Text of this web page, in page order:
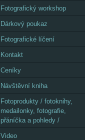
Fotografický workshop
Dárkový poukaz
Fotografické líčení
Kontakt
Ceníky
Návštěvní kniha
Fotoprodukty / fotoknihy,
medailonky, fotografie,
přáníčka a pohledy /
Video